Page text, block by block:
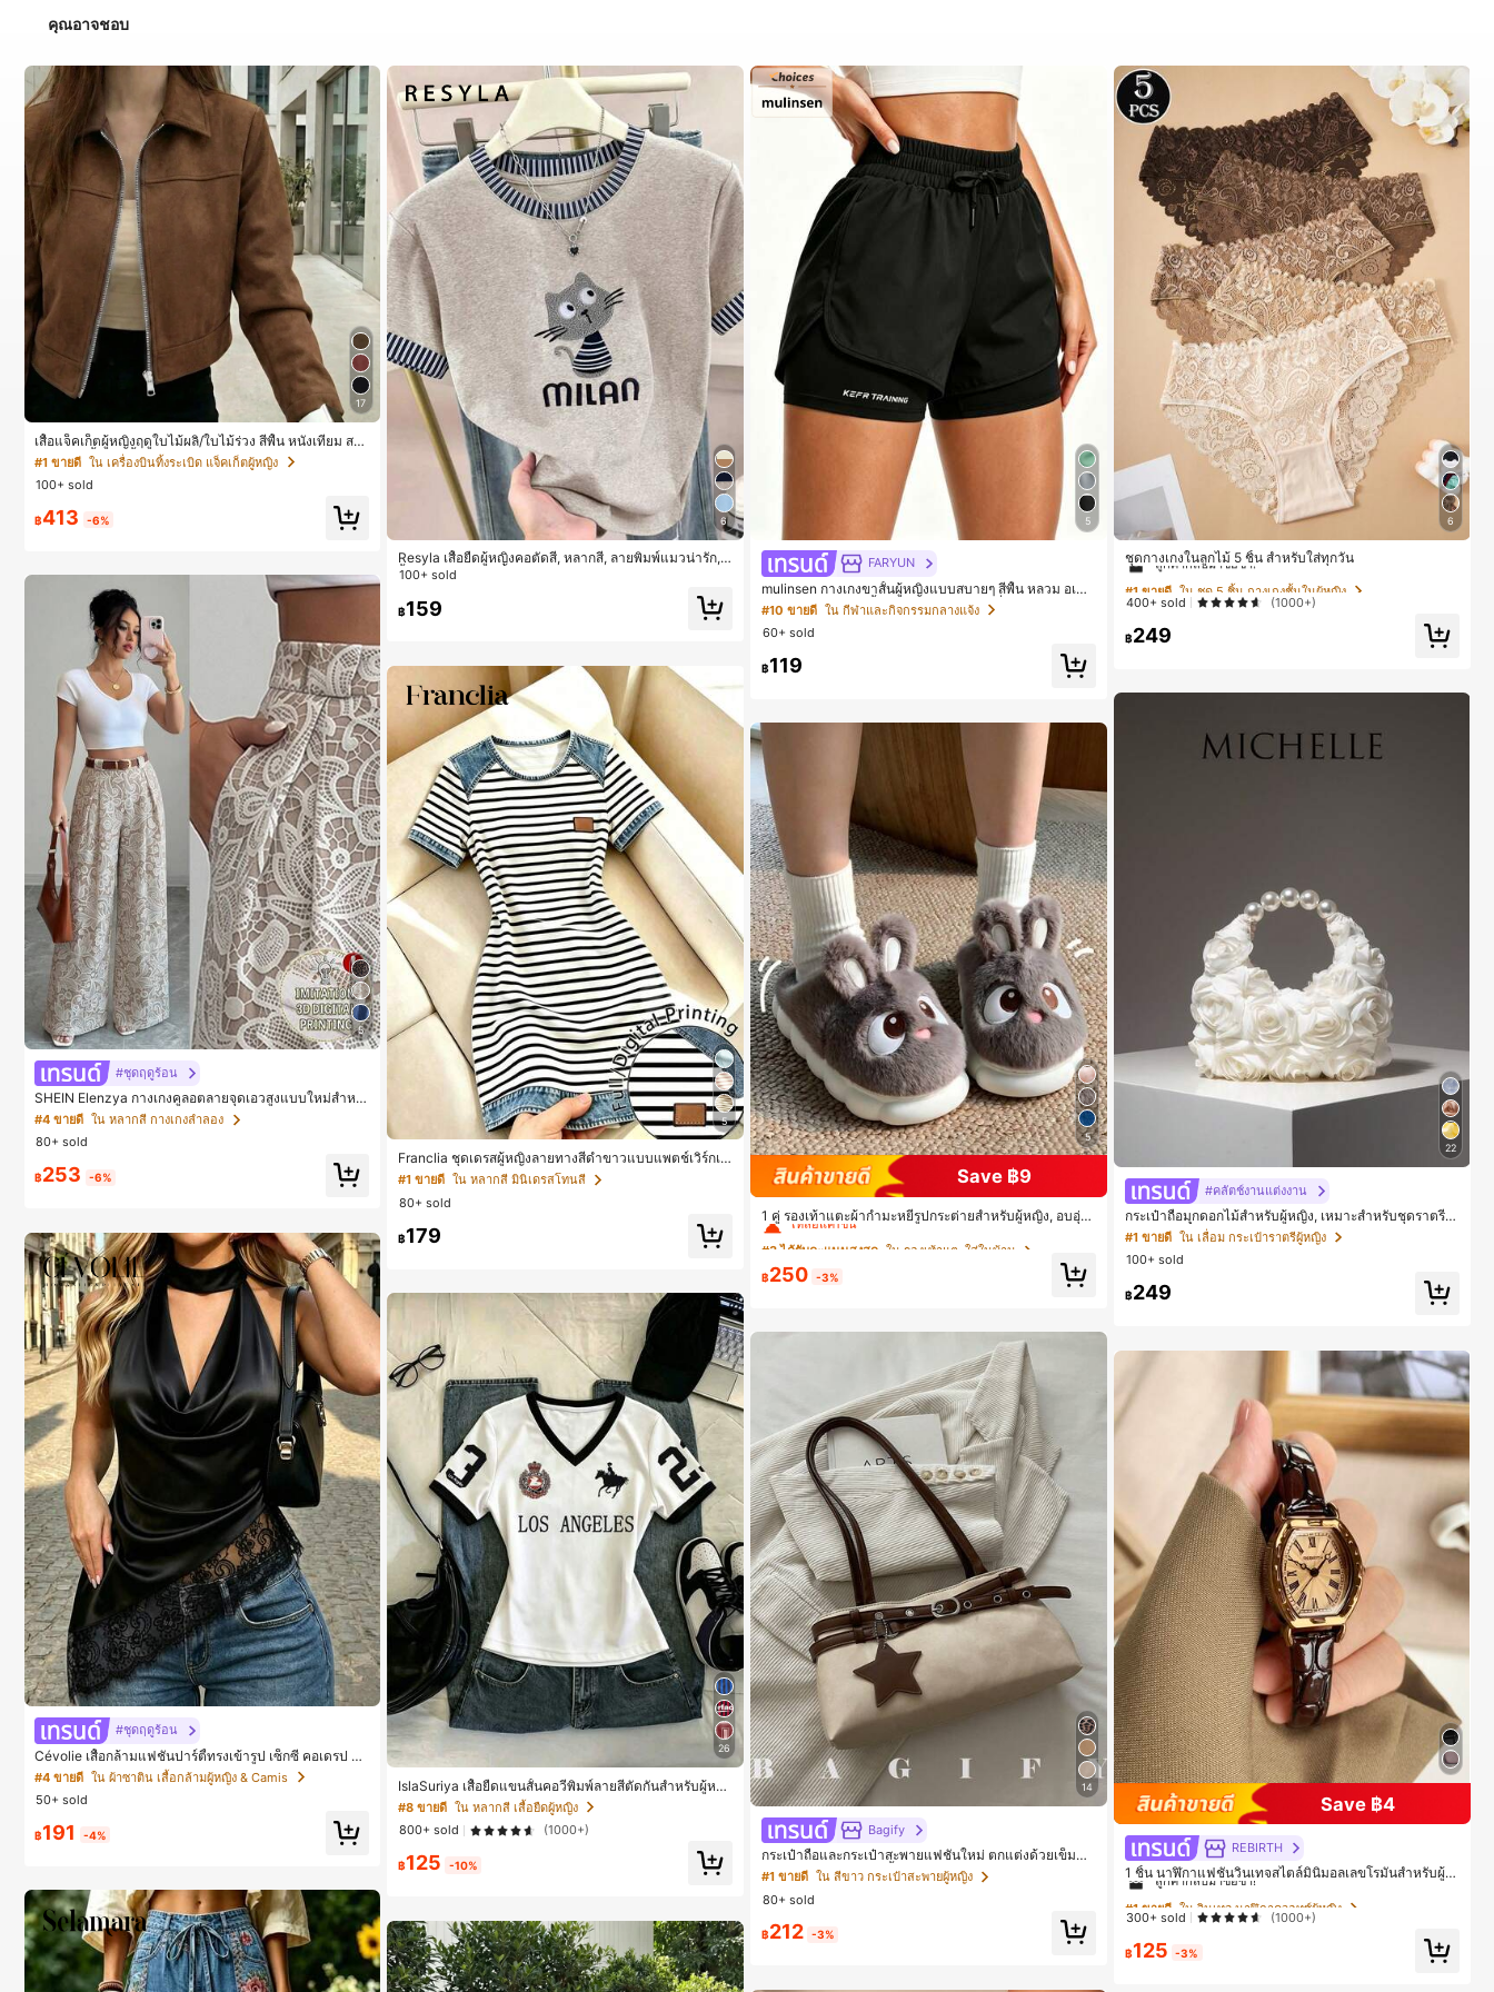
คุณอาจชอบ
17
เสื้อแจ็คเก็ตผู้หญิงฤดูใบไม้ผลิ/ใบไม้ร่วง สีพื้น หนังเทียม สไ
ตล์ปกคอเสื้อ ซิปขึ้น แขนยาว สไตล์ลำลอง วิทยาลัย สนามบิ
น เสื้อนอก สีน้ำตาล สไตล์สบายๆ ฤดูใบไม้ร่วง
#1 ขายดี ใน เครื่องบินทิ้งระเบิด แจ็คเก็ตผู้หญิง
100+ sold
฿413 -6%
5
#ชุดฤดูร้อน
SHEIN Elenzya กางเกงคูลอตลายจุดเอวสูงแบบใหม่สำหรั
บฤดูใบไม้ผลิ/ฤดูร้อน, สไตล์หรูหราเหมาะสำหรับใส่ในชีวิต
ประจำวันและทำงาน, ให้ความรู้สึกวินเทจสำหรับฤดูรับปริญ
ญา, เทศกาลดนตรี, การแข่งม้าดาร์บี้, วันประกาศอิสรภาพ
#4 ขายดี ใน หลากสี กางเกงลำลอง
80+ sold
฿253 -6%
#ชุดฤดูร้อน
Cévolie เสื้อกล้ามแฟชั่นปาร์ตี้ทรงเข้ารูป เซ็กซี่ คอเดรป คอ
คาวล์ จับย่น แต่งลูกไม้ ดีไซน์ต่อผ้า เปิดหลัง แขนกุด
#4 ขายดี ใน ผ้าซาติน เสื้อกล้ามผู้หญิง & Camis
50+ sold
฿191 -4%
6
Resyla เสื้อยืดผู้หญิงคอตัดสี, หลากสี, ลายพิมพ์แมวน่ารัก, เ
สื้อสำหรับออกไปเที่ยวฤดูร้อน, ดีไซน์กราฟิก, ความรู้สึกพรีเ
ปปิ้ง, การเดินทาง เสื้อผ้ากลางแจ้ง
100+ sold
฿159
5
Franclia ชุดเดรสผู้หญิงลายทางสีดำขาวแบบแพตช์เวิร์กเอ
ฟเฟกต์เดนิม สำหรับฤดูร้อน รุ่นใหม่ พิมพ์ดิจิทัลลายทางแบ
บไม่เดนิม ดีไซน์นิช แขนสั้น
#1 ขายดี ใน หลากสี มินิเดรสโทนสี
80+ sold
฿179
26
IslaSuriya เสื้อยืดแขนสั้นคอวีพิมพ์ลายสีตัดกันสำหรับผู้หญิ
ง
#8 ขายดี ใน หลากสี เสื้อยืดผู้หญิง
800+ sold
(1000+)
฿125 -10%
5
FARYUN
mulinsen กางเกงขาสั้นผู้หญิงแบบสบายๆ สีพื้น หลวม อเนก
ประสงค์ กางเกงขาสั้นกีฬา 2-In-1 สำหรับวิ่ง ฟิตเนส และกา
รฝึกซ้อมกีฬาในฤดูร้อน
#10 ขายดี ใน กีฬาและกิจกรรมกลางแจ้ง
60+ sold
฿119
5
Save ฿9
1 คู่ รองเท้าแตะผ้ากำมะหยี่รูปกระต่ายสำหรับผู้หญิง, อบอุ่น
และสบาย, เหมาะสำหรับใส่ลำลองในฤดูใบไม้ร่วง/ฤดูหนาว,
รองเท้าบ้านผู้หญิงหรูหราใหม่, ส้นเตี้ย, หัวกลมเรียบง่าย, อุป
กรณ์เสริมสำหรับฤดูหนาวที่อบอุ่น, รองเท้าแตะผ้ากำมะหยี่น่
ารัก, ของขวัญปีใหม่/วันวาเลนไทน์ในอุดมคติ, รองเท้าแตะ
ดเก็บ, กลางแจ้ง, สวน, พิธีสำเร็จการศึกษา, พิธีจบการศึกษา,
ยินดีด้วยบัณฑิต, บัณฑิตที่สำเร็จการศึกษา, ผู้กล่าวคำอำล
า, เรียนจบ, งานเลี้ยงจบการศึกษา
#3 ได้รับคะแนนสูงสุด
ใน รองเท้าแตะใส่ในบ้าน
เหลือแค่1ชิ้น
#3 ได้รับคะแนนสูงสุด
เหลือแค่1ชิ้น
#3 ได้รับคะแนนสูงสุด
เหลือแค่1ชิ้น
฿250 -3%
14
Bagify
กระเป๋าถือและกระเป๋าสะพายแฟชั่นใหม่ ตกแต่งด้วยเข็มขัด
เหมาะสำหรับงานปาร์ตี้ การรวมตัว การออกไปข้างนอก กา
รท่องเที่ยว การช้อปปิ้ง และการใช้งานประจำวัน สามารถเก็
บเหรียญ โทรศัพท์ เหมาะสำหรับกระเป๋าทำงานของพนักงา
นออฟฟิศ นักศึกษามหาวิทยาลัย และพนักงานออฟฟิศ กระเ
ป๋าผู้หญิงที่หรูหรา
#1 ขายดี ใน สีขาว กระเป๋าสะพายผู้หญิง
80+ sold
฿212 -3%
6
ชุดกางเกงในลูกไม้ 5 ชิ้น สำหรับใส่ทุกวัน
#1 ขายดี
ใน ชุด 5 ชิ้น กางเกงชั้นในผู้หญิง
ลูกค้ากลับมาซื้อซ้ำ!
ใน ชุด 5 ชิ้น กางเกงชั้นในผู้หญิง
ลูกค้ากลับมาซื้อซ้ำ!
ใน ชุด 5 ชิ้น กางเกงชั้นในผู้หญิง
ลูกค้ากลับมาซื้อซ้ำ!
#1 ขายดี
400+ sold (1000+)
฿249
22
#คลัตช์งานแต่งงาน
กระเป๋าถือมุกดอกไม้สำหรับผู้หญิง, เหมาะสำหรับชุดราตรี,
ชุดบอล, เครื่องประดับงานแต่งงาน, กระเป๋าสตางค์สุภาพสต
รีหรูหรา, ของขวัญสำหรับผู้หญิง (ลายสุ่ม)
#1 ขายดี ใน เลื่อม กระเป๋าราตรีผู้หญิง
100+ sold
฿249
Save ฿4
REBIRTH
1 ชิ้น นาฬิกาแฟชั่นวินเทจสไตล์มินิมอลเลขโรมันสำหรับผู้ห
ญิง เหมาะสำหรับการตกแต่งประจำวัน
#1 ขายดี
ใน วินเทจ นาฬิกาควอทซ์ผู้หญิง
ลูกค้ากลับมาซื้อซ้ำ!
#1 ขายดี
ลูกค้ากลับมาซื้อซ้ำ!
#1 ขายดี
ลูกค้ากลับมาซื้อซ้ำ!
#1 ขายดี
ใน วินเทจ นาฬิกาควอทซ์ผู้หญิง
300+ sold (1000+)
฿125 -3%